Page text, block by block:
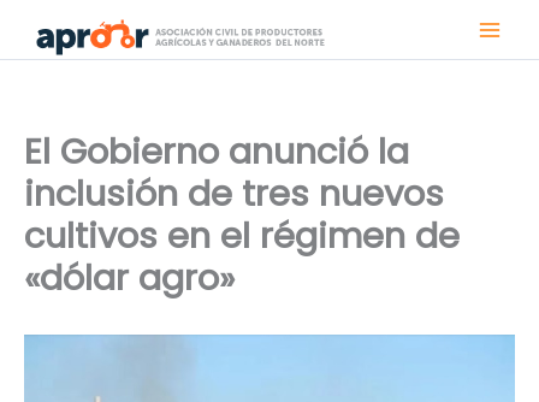
El Gobierno anunció la
inclusión de tres nuevos
cultivos en el régimen de
«dólar agro»